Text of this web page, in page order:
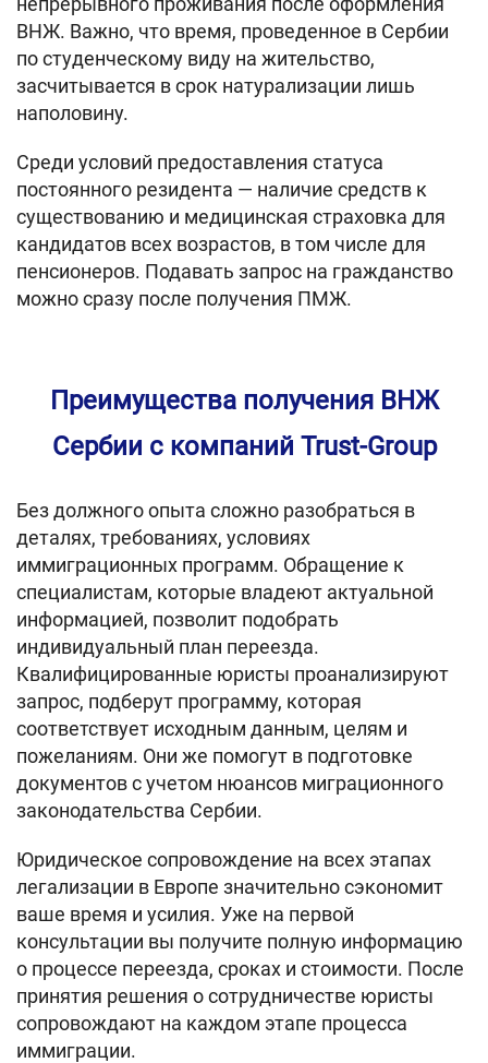
ВНЖ. Важно, что время, проведенное в Сербии
по студенческому виду на жительство,
засчитывается в срок натурализации лишь
наполовину.
Среди условий предоставления статуса
постоянного резидента — наличие средств к
существованию и медицинская страховка для
кандидатов всех возрастов, в том числе для
пенсионеров. Подавать запрос на гражданство
можно сразу после получения ПМЖ.
Преимущества получения ВНЖ
Сербии с компаний Trust-Group
Без должного опыта сложно разобраться в
деталях, требованиях, условиях
иммиграционных программ. Обращение к
специалистам, которые владеют актуальной
информацией, позволит подобрать
индивидуальный план переезда.
Квалифицированные юристы проанализируют
запрос, подберут программу, которая
соответствует исходным данным, целям и
пожеланиям. Они же помогут в подготовке
документов с учетом нюансов миграционного
законодательства Сербии.
Юридическое сопровождение на всех этапах
легализации в Европе значительно сэкономит
ваше время и усилия. Уже на первой
консультации вы получите полную информацию
о процессе переезда, сроках и стоимости. После
принятия решения о сотрудничестве юристы
сопровождают на каждом этапе процесса
иммиграции.